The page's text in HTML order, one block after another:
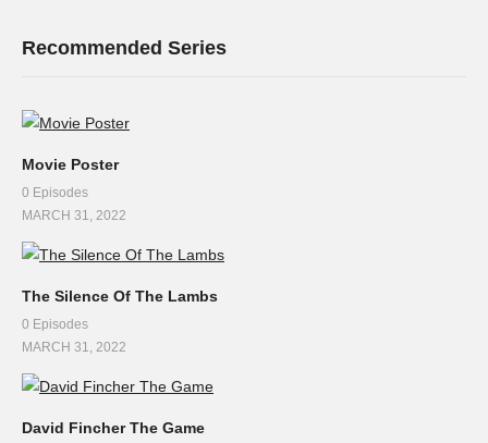
Recommended Series
Movie Poster
0 Episodes
MARCH 31, 2022
The Silence Of The Lambs
0 Episodes
MARCH 31, 2022
David Fincher The Game